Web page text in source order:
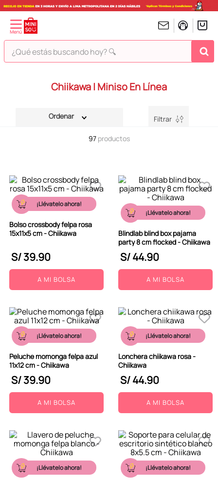
¿Qué estás buscando hoy? 🔍
Chiikawa | Miniso En Línea
Filtrar
97 productos
¡Llévatelo ahora!
Bolso crossbody felpa rosa
15x11x5 cm - Chiikawa
S/39.90
A MI BOLSA
¡Llévatelo ahora!
Blindlab blind box pajama
party 8 cm flocked - Chiikawa
S/44.90
A MI BOLSA
¡Llévatelo ahora!
Peluche momonga felpa azul
11x12 cm - Chiikawa
S/39.90
A MI BOLSA
¡Llévatelo ahora!
Lonchera chiikawa rosa -
Chiikawa
S/44.90
A MI BOLSA
¡Llévatelo ahora! ¡Llévatelo ahora!
peluches
6.
harry potter
7.
tomatodo
8.
stitch
9.
peluche